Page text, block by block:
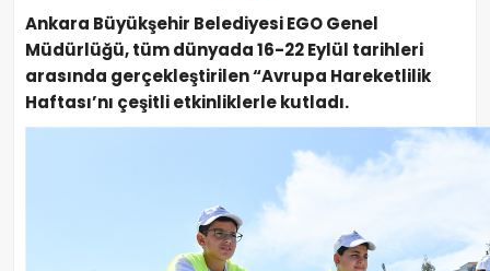
Ankara Büyükşehir Belediyesi EGO Genel
Müdürlüğü, tüm dünyada 16-22 Eylül tarihleri
arasında gerçekleştirilen “Avrupa Hareketlilik
Haftası’nı çeşitli etkinliklerle kutladı.